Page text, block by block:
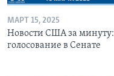
МАРТ 15, 2025
Новости США за минуту:
голосование в Сенате